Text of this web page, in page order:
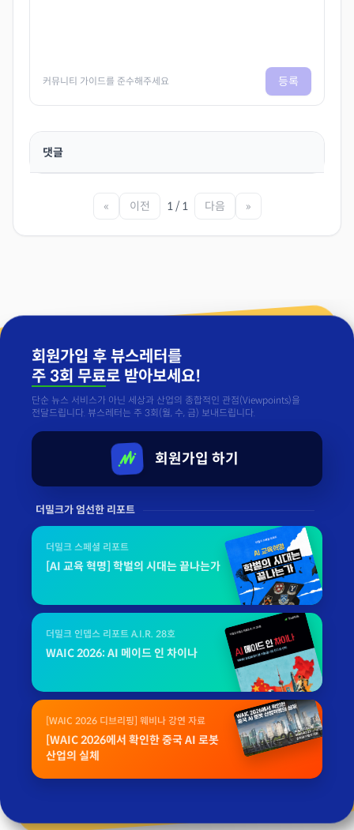
커뮤니티 가이드를 준수해주세요 등록
댓글
« 이전 1 / 1 다음 »
회원가입 후 뷰스레터를
주 3회 무료로 받아보세요!
단순 뉴스 서비스가 아닌 세상과 산업의 종합적인 관점(Viewpoints)을
전달드립니다. 뷰스레터는 주 3회(월, 수, 금) 보내드립니다.
회원가입 하기
더밀크가 엄선한 리포트
더밀크 스페셜 리포트
[AI 교육 혁명] 학벌의 시대는 끝나는가
더밀크 인뎁스 리포트 A.I.R. 28호
WAIC 2026: AI 메이드 인 차이나
[WAIC 2026 디브리핑] 웨비나 강연 자료
[WAIC 2026에서 확인한 중국 AI 로봇
산업의 실체